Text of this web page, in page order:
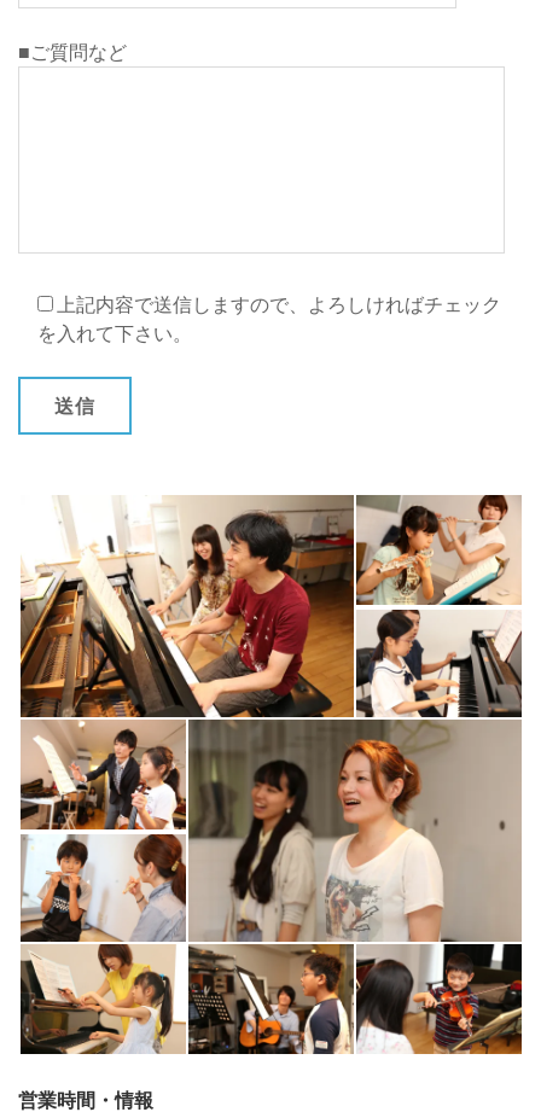
■ご質問など
上記内容で送信しますので、よろしければチェック
を入れて下さい。
営業時間・情報